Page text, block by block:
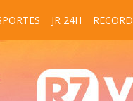
JR 24H RECORD